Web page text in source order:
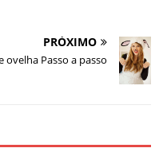
PRÓXIMO
ovelha Passo a passo